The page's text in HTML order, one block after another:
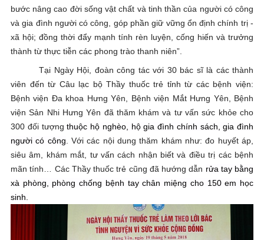
bước nâng cao đời sống vật chất và tinh thần của người có công
và gia đình người có công, góp phần giữ vững ổn định chính trị -
xã hội; đồng thời đẩy mạnh tính rèn luyện, cống hiến và trưởng
thành từ thực tiễn các phong trào thanh niên”.
Tại Ngày Hội, đoàn công tác với 30 bác sĩ là các thành
viên đến từ Câu lạc bộ Thầy thuốc trẻ tỉnh từ các bệnh viện:
Bệnh viện Đa khoa Hưng Yên, Bệnh viện Mắt Hưng Yên, Bệnh
viện Sản Nhi Hưng Yên đã thăm khám và tư vấn sức khỏe cho
300 đối tượngthuộc hộ nghèo, hộ gia đình chính sách, gia đình
người có công . Với các nội dung thăm khám như: đo huyết áp,
siêu âm, khám mắt, tư vấn cách nhận biết và điều trị các bệnh
mãn tính… Các Thầy thuốc trẻ cũng đã hướng dẫn rửa tay bằng
xà phòng, phòng chống bệnh tay chân miệng cho 150 em học
sinh.